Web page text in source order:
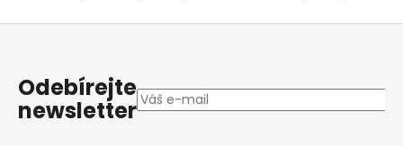
Z
Odebírejte
newsletter